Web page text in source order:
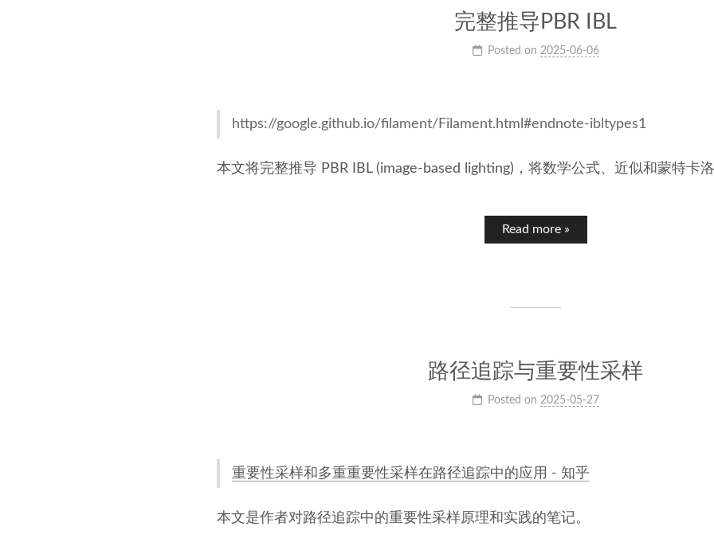
完整推导PBR IBL
Posted on 2025-06-06
https://google.github.io/filament/Filament.html#endnote-ibltypes1
本文将完整推导 PBR IBL (image-based lighting)，将数学公式、近似和蒙特卡
Read more »
路径追踪与重要性采样
Posted on 2025-05-27
重要性采样和多重重要性采样在路径追踪中的应用 - 知乎
本文是作者对路径追踪中的重要性采样原理和实践的笔记。